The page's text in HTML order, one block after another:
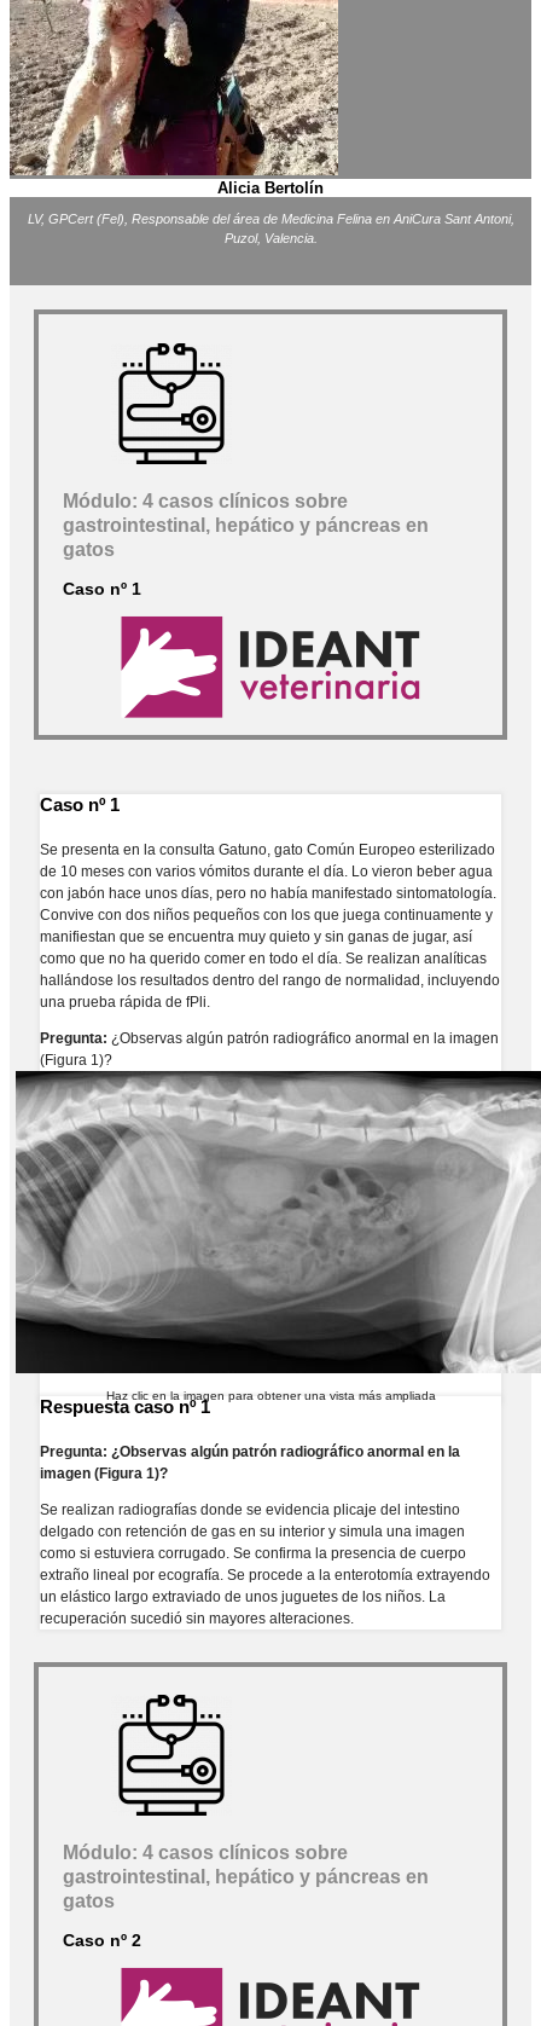
Alicia Bertolín
LV, GPCert (Fel), Responsable del área de Medicina Felina en AniCura Sant Antoni,
Puzol, Valencia.
Módulo: 4 casos clínicos sobre
gastrointestinal, hepático y páncreas en
gatos
Caso nº 1
Caso nº 1
Se presenta en la consulta Gatuno, gato Común Europeo esterilizado
de 10 meses con varios vómitos durante el día. Lo vieron beber agua
con jabón hace unos días, pero no había manifestado sintomatología.
Convive con dos niños pequeños con los que juega continuamente y
manifiestan que se encuentra muy quieto y sin ganas de jugar, así
como que no ha querido comer en todo el día. Se realizan analíticas
hallándose los resultados dentro del rango de normalidad, incluyendo
una prueba rápida de fPli.
Pregunta: ¿Observas algún patrón radiográfico anormal en la imagen
(Figura 1)?
Haz clic en la imagen para obtener una vista más ampliada
Respuesta caso nº 1
Pregunta: ¿Observas algún patrón radiográfico anormal en la
imagen (Figura 1)?
Se realizan radiografías donde se evidencia plicaje del intestino
delgado con retención de gas en su interior y simula una imagen
como si estuviera corrugado. Se confirma la presencia de cuerpo
extraño lineal por ecografía. Se procede a la enterotomía extrayendo
un elástico largo extraviado de unos juguetes de los niños. La
recuperación sucedió sin mayores alteraciones.
Módulo: 4 casos clínicos sobre
gastrointestinal, hepático y páncreas en
gatos
Caso nº 2